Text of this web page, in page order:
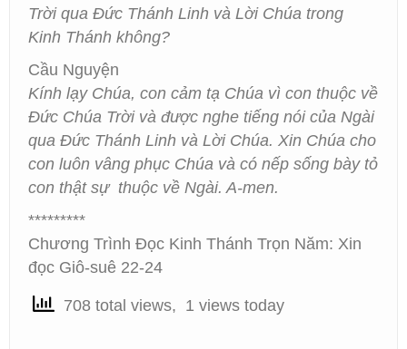
Trời qua Đức Thánh Linh và Lời Chúa trong
Kinh Thánh không?
Cầu Nguyện
Kính lạy Chúa, con cảm tạ Chúa vì con thuộc về
Đức Chúa Trời và được nghe tiếng nói của Ngài
qua Đức Thánh Linh và Lời Chúa. Xin Chúa cho
con luôn vâng phục Chúa và có nếp sống bày tỏ
con thật sự thuộc về Ngài. A-men.
*********
Chương Trình Đọc Kinh Thánh Trọn Năm: Xin
đọc Giô-suê 22-24
708 total views, 1 views today